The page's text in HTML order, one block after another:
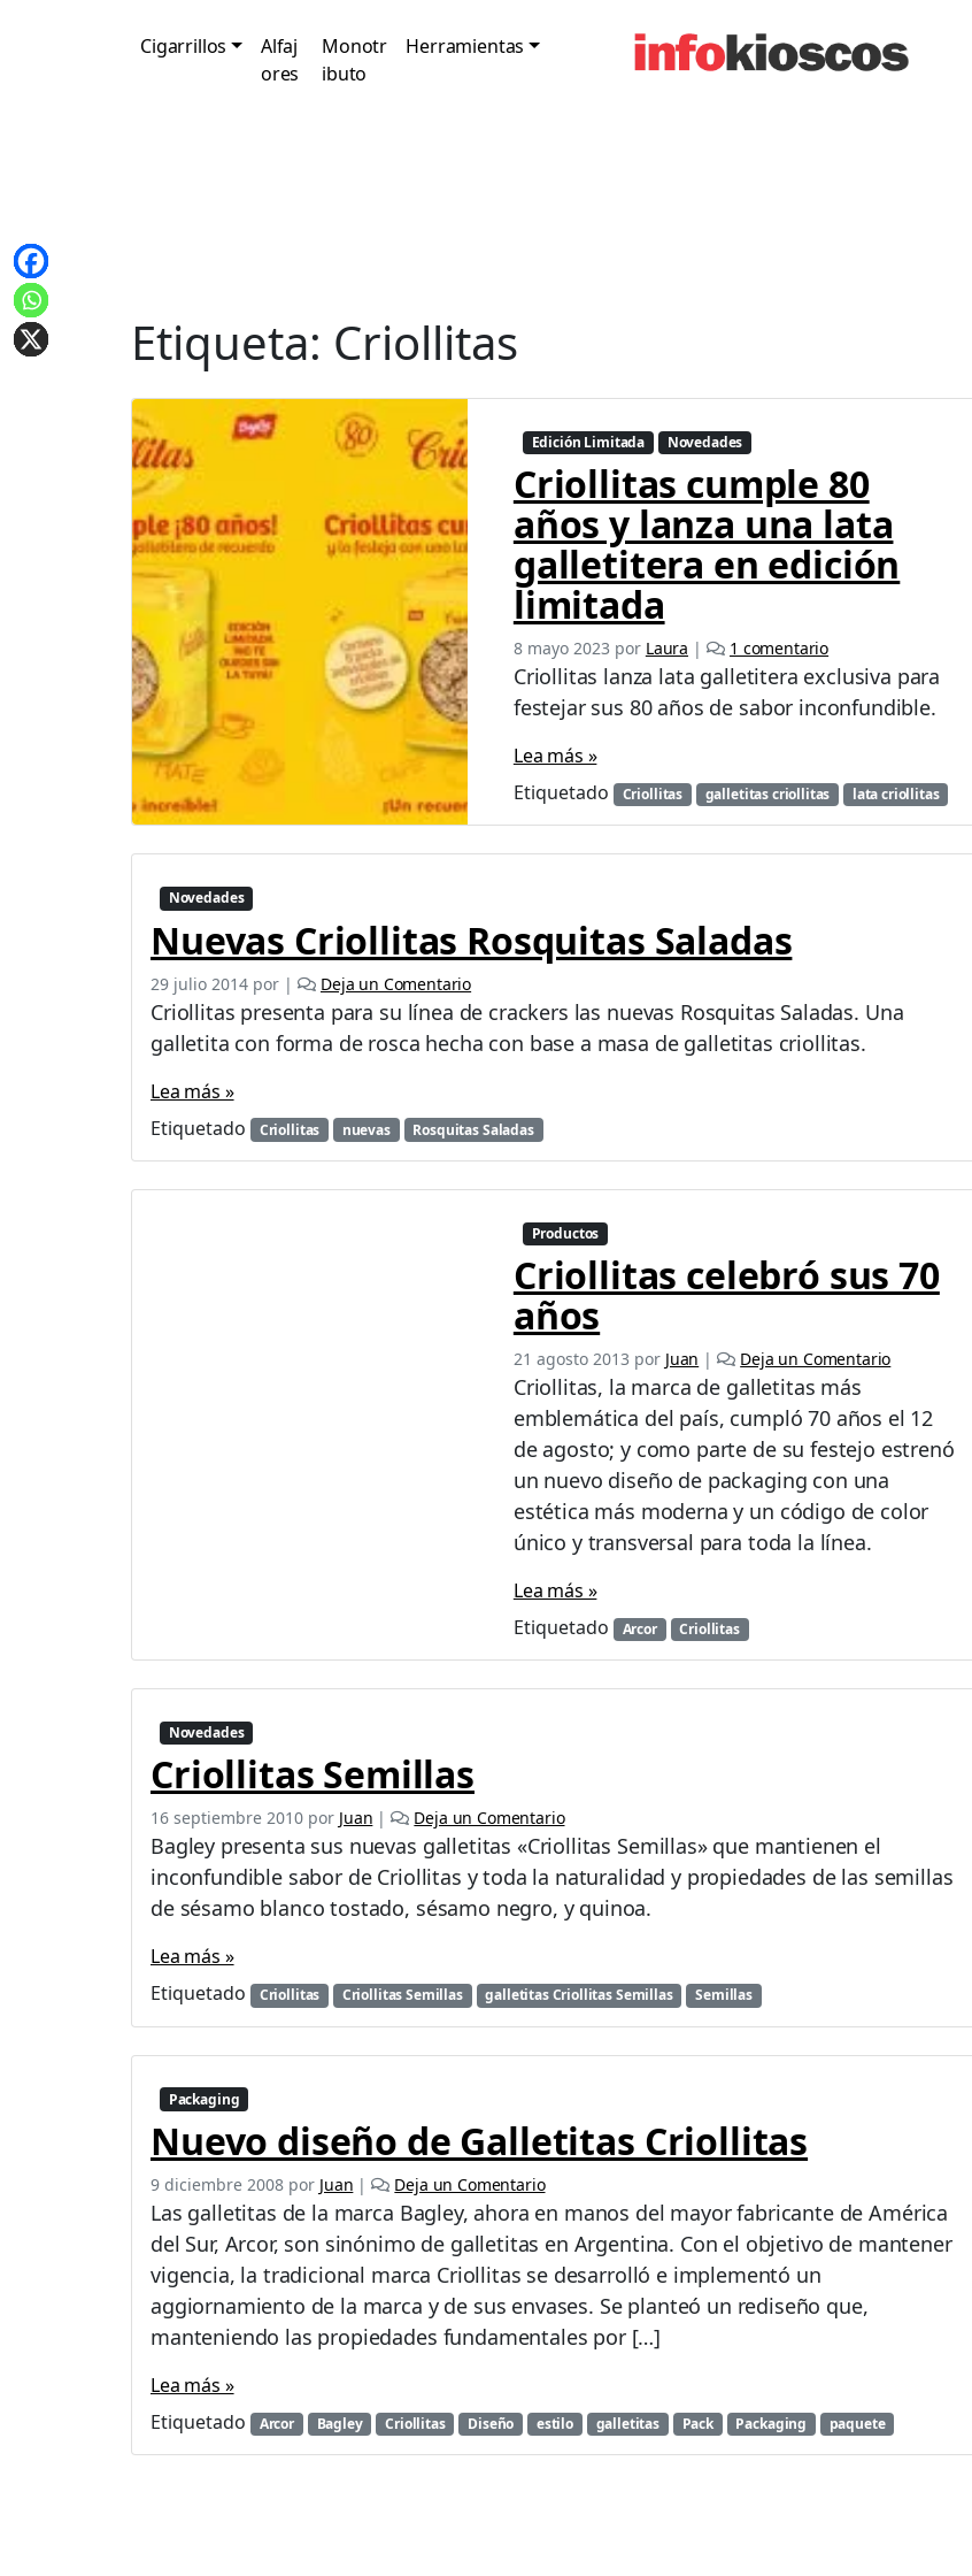
Cigarrillos
Alfaj
ores
Monotr
ibuto
Herramientas
Etiqueta: Criollitas
Edición Limitada Novedades
Criollitas cumple 80
años y lanza una lata
galletitera en edición
limitada
8 mayo 2023 por Laura | 1 comentarioe
n
r
l
p
l
e
a
n
u
n
a
l
t
a
g
t
i
e
d
l
Criollitas lanza lata galletitera exclusiva para
festejar sus 80 años de sabor inconfundible.
Lea más »
Etiquetado
Criollitas galletitas criollitas lata criollitas
Novedades
Nuevas Criollitas Rosquitas Saladas
29 julio 2014 por | Deja un Comentario
Criollitas presenta para su línea de crackers las nuevas Rosquitas Saladas. Una
galletita con forma de rosca hecha con base a masa de galletitas criollitas.
Lea más »
Etiquetado
Criollitas nuevas Rosquitas Saladas
Productos
Criollitas celebró sus 70
años
21 agosto 2013 por Juan | Deja un Comentario
Criollitas, la marca de galletitas más
emblemática del país, cumpló 70 años el 12
de agosto; y como parte de su festejo estrenó
un nuevo diseño de packaging con una
estética más moderna y un código de color
único y transversal para toda la línea.
Lea más »
Etiquetado
Arcor Criollitas
Novedades
Criollitas Semillas
16 septiembre 2010 por Juan | Deja un Comentario
Bagley presenta sus nuevas galletitas «Criollitas Semillas» que mantienen el
inconfundible sabor de Criollitas y toda la naturalidad y propiedades de las semillas
de sésamo blanco tostado, sésamo negro, y quinoa.
Lea más »
Etiquetado
Criollitas Criollitas Semillas galletitas Criollitas Semillas Semillas
Packaging
Nuevo diseño de Galletitas Criollitas
9 diciembre 2008 por Juan | Deja un Comentario
Las galletitas de la marca Bagley, ahora en manos del mayor fabricante de América
del Sur, Arcor, son sinónimo de galletitas en Argentina. Con el objetivo de mantener
vigencia, la tradicional marca Criollitas se desarrolló e implementó un
aggiornamiento de la marca y de sus envases. Se planteó un rediseño que,
manteniendo las propiedades fundamentales por […]
Lea más »
Etiquetado
Arcor Bagley Criollitas Diseño estilo galletitas Pack Packaging paquete